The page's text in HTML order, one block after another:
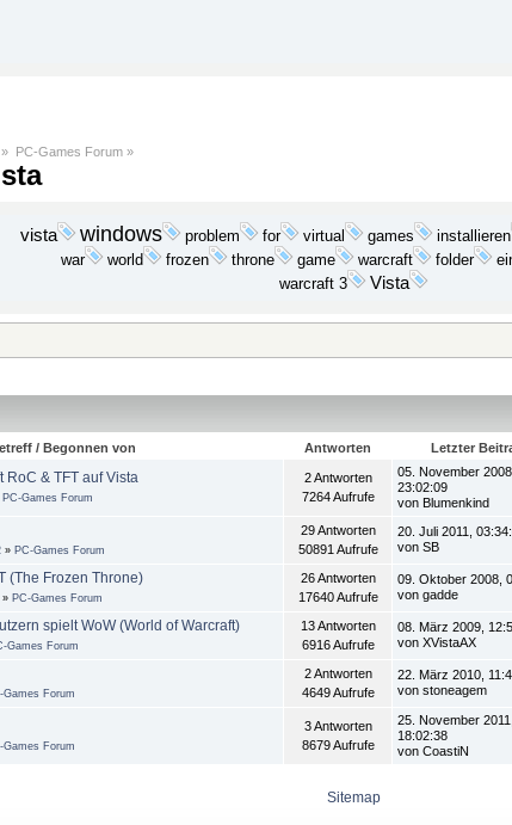
» PC-Games Forum»
vista windows problem for virtual games installieren
war world frozen throne game warcraft folder
warcraft 3 Vista
/ Begonnen von Antworten Letzter
RoC & TFT auf Vista
PC-Games Forum
2 Antworten
7264 Aufrufe
05. November 2008,
23:02:09
von Blumenkind
» PC-Games Forum
29 Antworten
50891 Aufrufe
20. Juli 2011,
von SB
(The Frozen Throne)
» PC-Games Forum
26 Antworten
17640 Aufrufe
09. Oktober 2008,
von gadde
spielt WoW (World of Warcraft)
Games Forum
13 Antworten
6916 Aufrufe
08. März 2009,
von XVistaAX
Games Forum
2 Antworten
4649 Aufrufe
22. März 2010,
von stoneagem
Games Forum
3 Antworten
8679 Aufrufe
25. November 2011,
18:02:38
von CoastiN
Sitemap